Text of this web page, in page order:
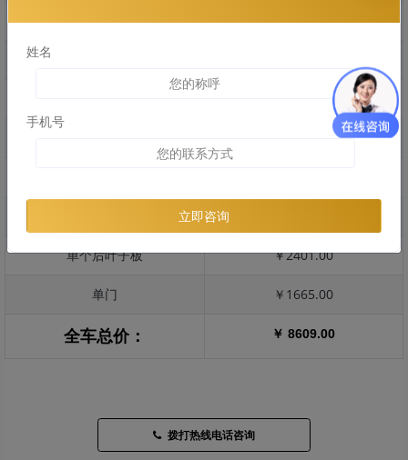
后保险杠 ￥1186.00
单个后叶子板 ￥2401.00
单门 ￥1665.00
全车总价： ￥ 8609.00
拨打热线电话咨询
姓名
手机号
立即咨询